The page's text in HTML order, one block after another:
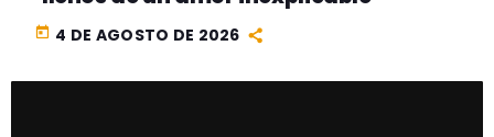
today 4 DE AGOSTO DE 2026